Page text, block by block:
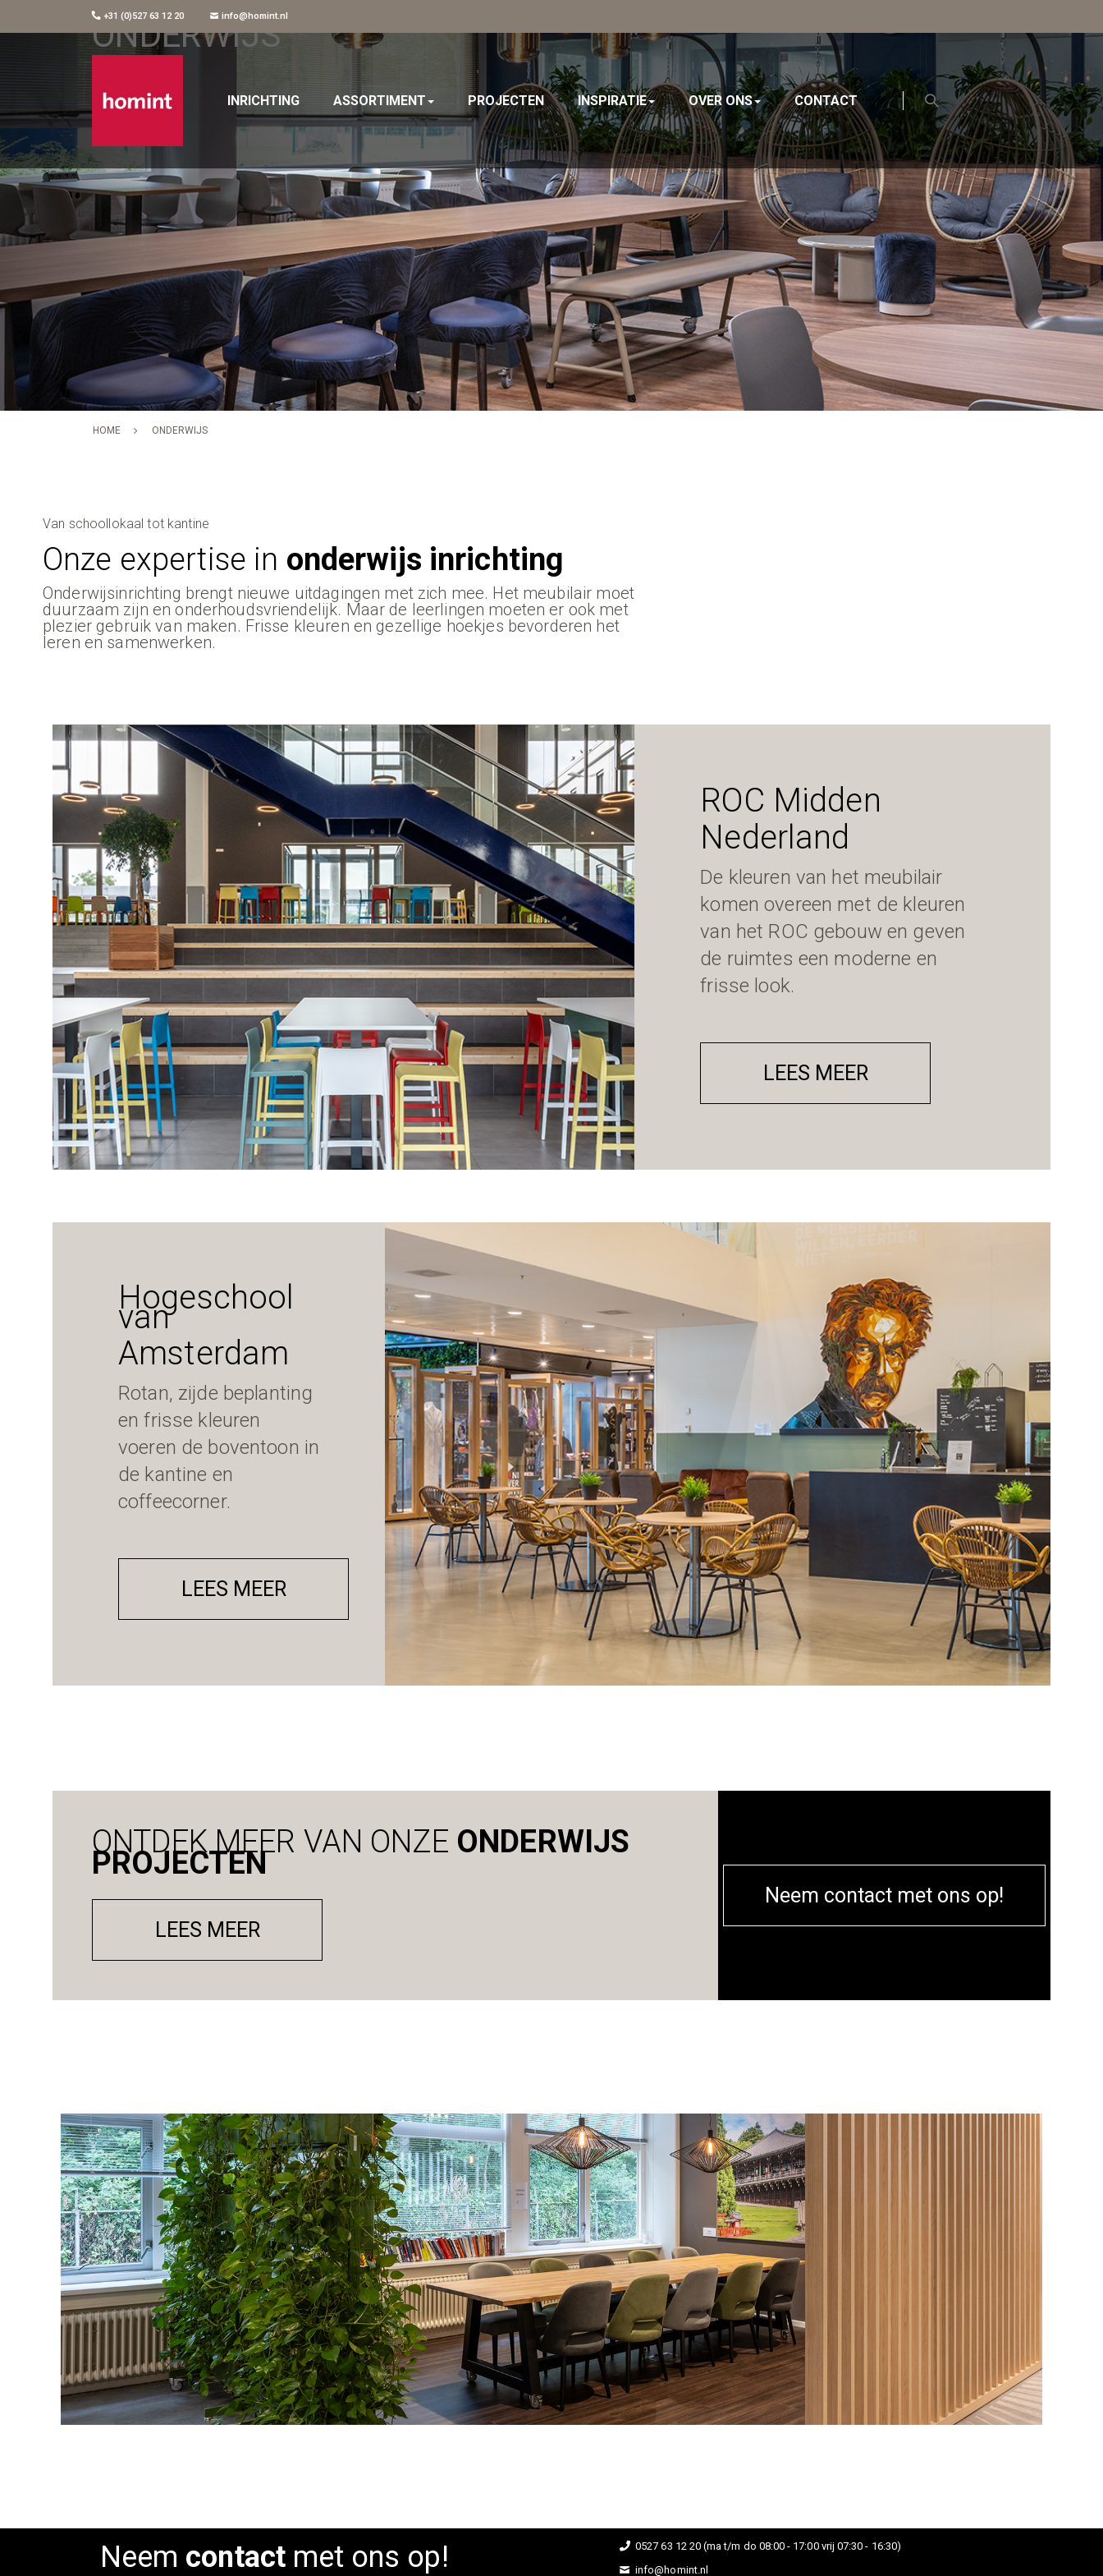
+31 (0)527 63 12 20 info@homint.nl
INRICHTING ASSORTIMENT PROJECTEN INSPIRATIE OVER ONS CONTACT
ONDERWIJS
HOME ONDERWIJS
Van schoollokaal tot kantine
Onze expertise in onderwijs inrichting
Onderwijsinrichting brengt nieuwe uitdagingen met zich mee. Het meubilair moet
duurzaam zijn en onderhoudsvriendelijk. Maar de leerlingen moeten er ook met
plezier gebruik van maken. Frisse kleuren en gezellige hoekjes bevorderen het
leren en samenwerken.
ROC Midden
Nederland
De kleuren van het meubilair
komen overeen met de kleuren
van het ROC gebouw en geven
de ruimtes een moderne en
frisse look.
LEES MEER
Hogeschool
van
Amsterdam
Rotan, zijde beplanting
en frisse kleuren
voeren de boventoon in
de kantine en
coffeecorner.
LEES MEER
ONTDEK MEER VAN ONZE ONDERWIJS
PROJECTEN
LEES MEER
Neem contact met ons op!
Neem contactmet ons op!
0527 63 12 20 (ma t/m do 08:00 - 17:00 vrij 07:30 - 16:30)
info@homint.nl